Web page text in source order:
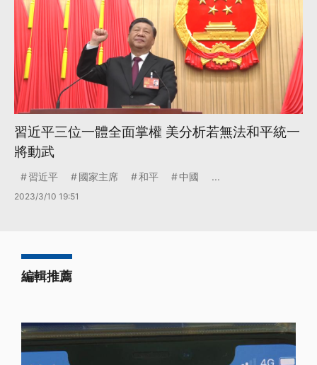
習近平三位一體全面掌權 美分析若無法和平統一
將動武
習近平 國家主席 和平 中國 ...
2023/3/10 19:51
編輯推薦